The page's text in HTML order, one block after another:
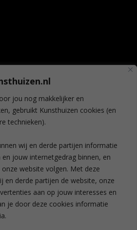
jou nog makkelijker en
gebruikt Kunsthuizen cookies (en
technieken).
wij en derde partijen informatie
jouw internetgedrag binnen, en
website volgen. Met deze
en derde partijen de website, onze
aan op jouw interesses en
je door deze cookies informatie